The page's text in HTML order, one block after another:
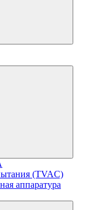
(TVAC)
аппаратура